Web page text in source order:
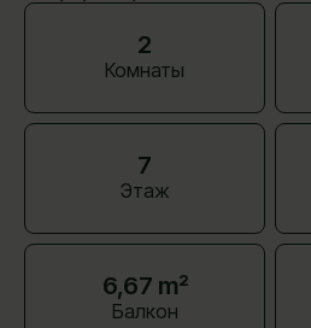
2
Комнаты
7
Этаж
6,67 m²
Балкон